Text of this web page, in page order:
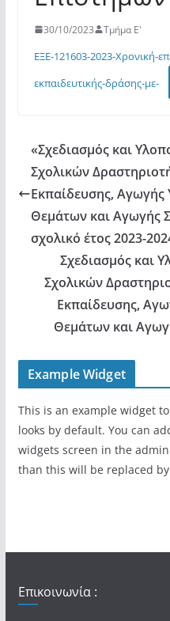
30/10/2023 Τμήμα Ε'
ΕΞΕ-121603-2023-Χρονική-
εκπαιδευτικής-δράσης-με-
«Σχεδιασμός και
Σχολικών
Εκπαίδευσης, Αγωγής
Θεμάτων και Αγωγής
σχολικό έτος 2023-
Σχεδιασμός και
Σχολικών
Εκπαίδευσης,
Θεμάτων και
Example Widget
This is an example widget
looks by default. You can
widgets screen in the
than this will be replaced
Επικοινωνία :